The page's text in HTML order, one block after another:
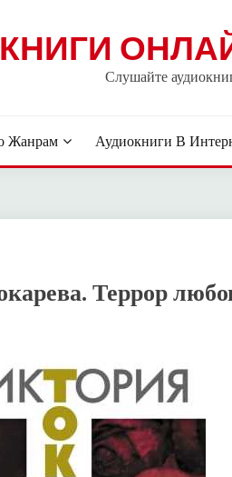
Слушайте
Жанрам Аудиокниги В
Террор